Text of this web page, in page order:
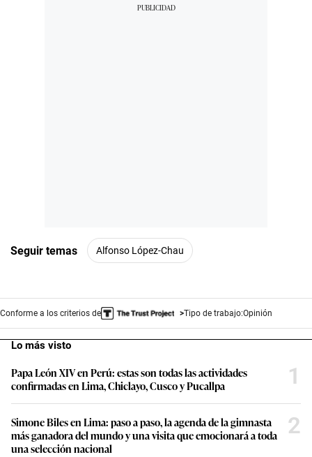
Seguir temas Alfonso López-Chau
Conforme a los criterios de Tipo de trabajo:Opinión
Lo más visto
Papa León XIV en Perú: estas son todas las actividades
confirmadas en Lima, Chiclayo, Cusco y Pucallpa
1
Simone Biles en Lima: paso a paso, la agenda de la gimnasta
más ganadora del mundo y una visita que emocionará a toda
una selección nacional
2